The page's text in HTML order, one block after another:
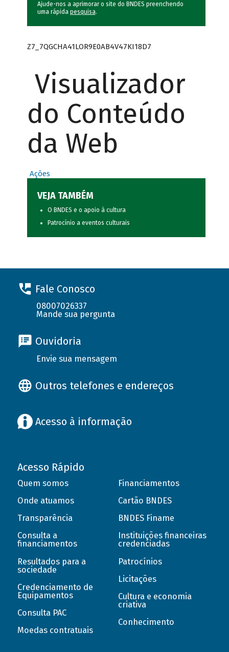
Ajude-nos a aprimorar o site do BNDES preenchendo
uma rápida pesquisa.
Z7_7QGCHA41LOR9E0AB4V47KI18D7
Visualizador
do Conteúdo
da Web
Ações
VEJA TAMBÉM
O BNDES e o apoio à cultura
Patrocínio a eventos culturais
Fale Conosco
08007026337
Mande sua pergunta
Ouvidoria
Envie sua mensagem
Outros telefones e endereços
Acesso à informação
Acesso Rápido
Quem somos
Onde atuamos
Transparência
Consulta a
financiamentos
Resultados para a
sociedade
Credenciamento de
Equipamentos
Consulta PAC
Moedas contratuais
Financiamentos
Cartão BNDES
BNDES Finame
Instituições financeiras
credenciadas
Patrocínios
Licitações
Cultura e economia
criativa
Conhecimento